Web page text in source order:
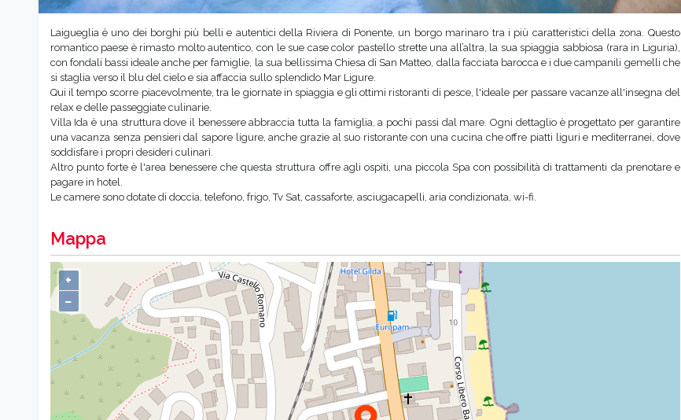
Laigueglia è uno dei borghi più belli e autentici della Riviera di Ponente, un borgo marinaro tra i più caratteristici della zona. Questo
romantico paese è rimasto molto autentico, con le sue case color pastello strette una all’altra, la sua spiaggia sabbiosa (rara in Liguria),
con fondali bassi ideale anche per famiglie, la sua bellissima Chiesa di San Matteo, dalla facciata barocca e i due campanili gemelli che
si staglia verso il blu del cielo e sia affaccia sullo splendido Mar Ligure.
Qui il tempo scorre piacevolmente, tra le giornate in spiaggia e gli ottimi ristoranti di pesce, l'ideale per passare vacanze all'insegna del
relax e delle passeggiate culinarie.
Villa Ida è una struttura dove il benessere abbraccia tutta la famiglia, a pochi passi dal mare. Ogni dettaglio è progettato per garantire
una vacanza senza pensieri dal sapore ligure, anche grazie al suo ristorante con una cucina che offre piatti liguri e mediterranei, dove
soddisfare i propri desideri culinari.
Altro punto forte è l'area benessere che questa struttura offre agli ospiti, una piccola Spa con possibilità di trattamenti da prenotare e
pagare in hotel.
Le camere sono dotate di doccia, telefono, frigo, Tv Sat, cassaforte, asciugacapelli, aria condizionata, wi-fi.
Mappa
+
−